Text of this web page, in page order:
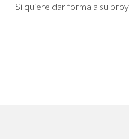
Si quiere dar forma a su